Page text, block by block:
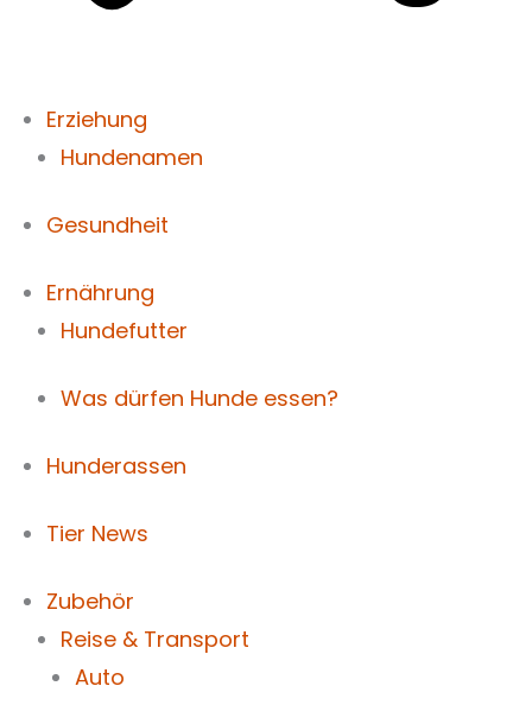
Erziehung
Hundenamen
Gesundheit
Ernährung
Hundefutter
Was dürfen Hunde essen?
Hunderassen
Tier News
Zubehör
Reise & Transport
Auto